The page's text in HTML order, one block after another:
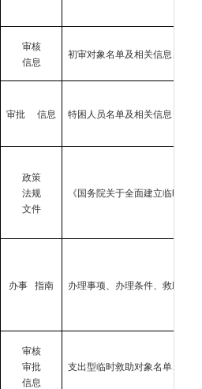
审核
信息
初审对象名单及相关信息、终
审批 信息 特困人员名单及相关信息
政策
法规
文件
《国务院关于全面建立临时救
办事 指南 办理事项、办理条件、救助标
审核
审批
信息
支出型临时救助对象名单、救